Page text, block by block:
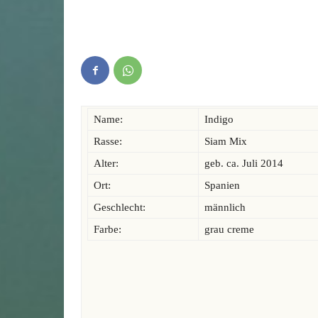
Name:
Indigo
Rasse:
Siam Mix
Alter:
geb. ca. Juli 2014
Ort:
Spanien
Geschlecht:
männlich
Farbe:
grau creme